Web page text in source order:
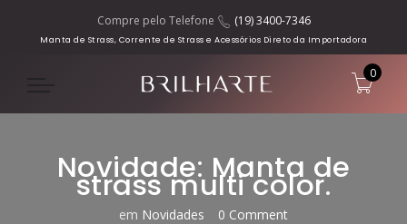
Compre pelo Telefone (19) 3400-7346
Manta de Strass, Corrente de Strass e Acessórios Direto da Importadora
0
Novidade: Manta de
strass multi color.
em Novidades 0 Comment